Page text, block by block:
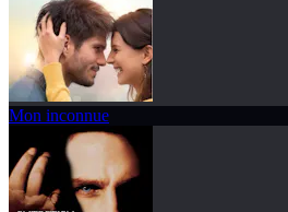
Mon inconnue